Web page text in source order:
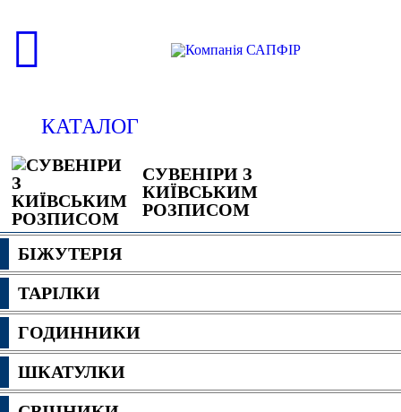
КАТАЛОГ
СУВЕНІРИ З
КИЇВСЬКИМ
РОЗПИСОМ
БІЖУТЕРІЯ
ТАРІЛКИ
ГОДИННИКИ
ШКАТУЛКИ